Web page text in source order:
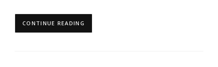
CONTINUE READING